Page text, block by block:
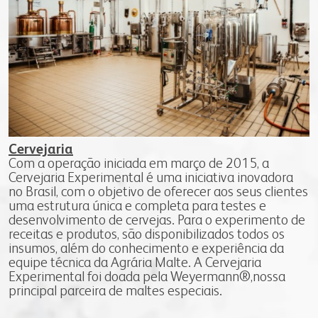
vídeo nossa conduta
programa nossa conduta
código de conduta
canal de conduta
seja fornecedor
gestão integrada
responsabilidade social
nossa cultura
autoavaliação
serviços e sistemas
webmail:
groupwise
outlook
portal do cooperado
assistência técnica
portal do colaborador
notícias fale conosco materiais
farinhas
uso industrial
uso profissional
uso doméstico
laudos
portfólio digital
portfólio resumido
onde encontrar
grits e flakes
inicial
produtos
contatos
bms
Cervejaria
Com a operação iniciada em março de 2015, a
Cervejaria Experimental é uma iniciativa inovadora
no Brasil, com o objetivo de oferecer aos seus clientes
uma estrutura única e completa para testes e
desenvolvimento de cervejas. Para o experimento de
receitas e produtos, são disponibilizados todos os
insumos, além do conhecimento e experiência da
equipe técnica da Agrária Malte. A Cervejaria
Experimental foi doada pela Weyermann®,nossa
principal parceira de maltes especiais.